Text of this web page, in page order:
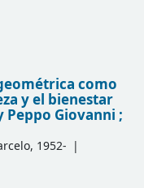
como
y el bienestar
Peppo Giovanni ;
, 1952-